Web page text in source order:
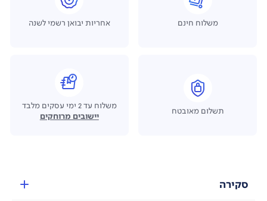
משלוח חינם אחריות יבואן רשמי לשנה
תשלום מאובטח
משלוח עד 2 ימי עסקים מלבד
יישובים מרוחקים
סקירה